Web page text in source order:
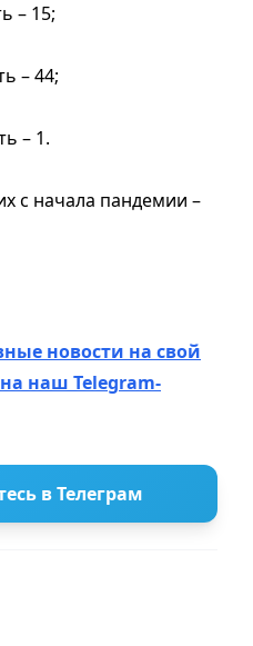
– 15;
– 44;
– 1.
с начала пандемии –
новости на свой
наш Telegram-
в Телеграм